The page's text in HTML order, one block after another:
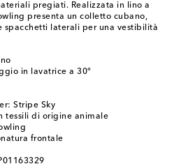
pregiati. Realizzata in lino a
presenta un colletto cubano,
spacchetti laterali per una vestibilità
in lavatrice a 30°
Stripe Sky
tessili di origine animale
frontale